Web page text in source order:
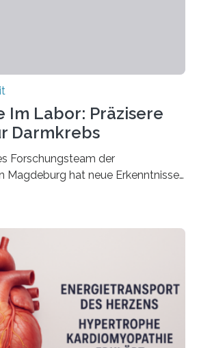
Im Labor: Präzisere
Darmkrebs
Forschungsteam der
Magdeburg hat neue Erkenntnisse
In ihrer aktuellen Studie,
Forschenden, dass Mini-Tumore
und Patienten –
– genutzt werden können, um
Medikamente am besten
ein Eiweiß identifiziert, das künftig
Wahl der passenden Therapie
zählt weltweit zu den